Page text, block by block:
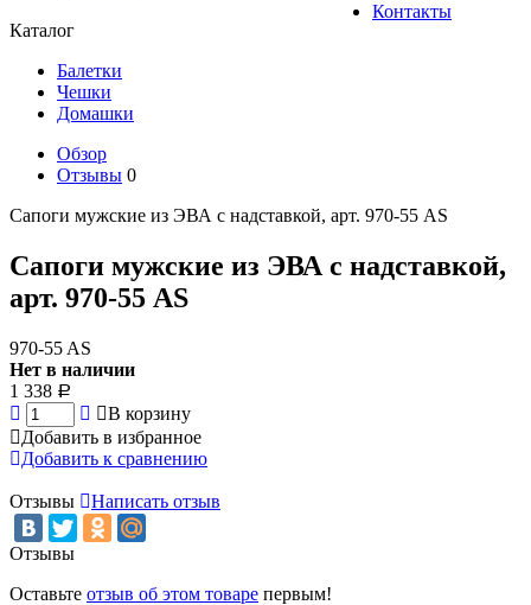
Контакты
Каталог
Балетки
Чешки
Домашки
Обзор
Отзывы 0
Сапоги мужские из ЭВА с надставкой, арт. 970-55 AS
Сапоги мужские из ЭВА с надставкой,
арт. 970-55 AS
970-55 AS
Нет в наличии
1 338 Р
В корзину
Добавить в избранное
Добавить к сравнению
Отзывы Написать отзыв
Отзывы
Оставьте отзыв об этом товаре первым!